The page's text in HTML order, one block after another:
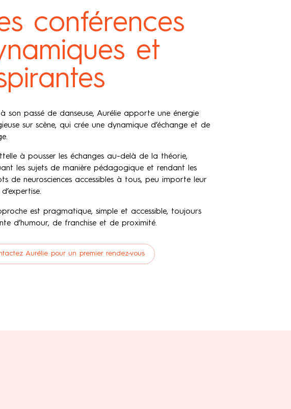
conférences
et
son passé de danseuse, Aurélie apporte une énergie
sur scène, qui crée une dynamique d’échange et de
à pousser les échanges au-delà de la théorie,
les sujets de manière pédagogique et rendant les
de neurosciences accessibles à tous, peu importe leur
est pragmatique, simple et accessible, toujours
d’humour, de franchise et de proximité.
Aurélie pour un premier rendez-vous